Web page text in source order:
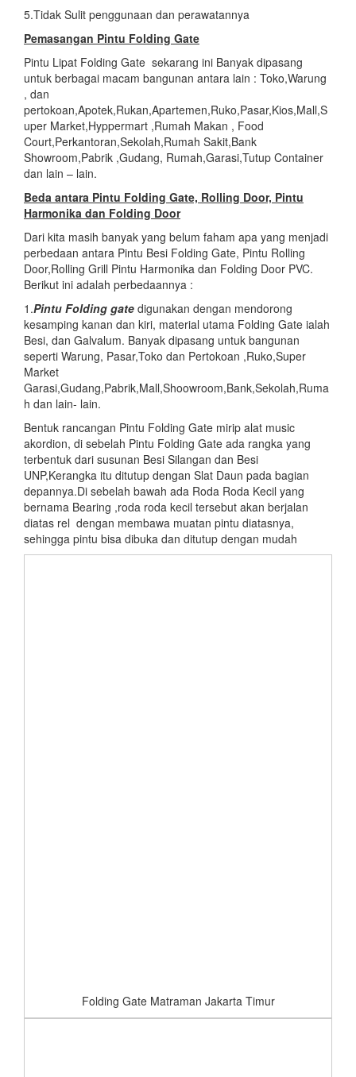
5.Tidak Sulit penggunaan dan perawatannya
Pemasangan Pintu Folding Gate
Pintu Lipat Folding Gate sekarang ini Banyak dipasang
untuk berbagai macam bangunan antara lain : Toko,Warung
, dan
pertokoan,Apotek,Rukan,Apartemen,Ruko,Pasar,Kios,Mall,S
uper Market,Hyppermart ,Rumah Makan , Food
Court,Perkantoran,Sekolah,Rumah Sakit,Bank
Showroom,Pabrik ,Gudang, Rumah,Garasi,Tutup Container
dan lain – lain.
Beda antara Pintu Folding Gate, Rolling Door, Pintu
Harmonika dan Folding Door
Dari kita masih banyak yang belum faham apa yang menjadi
perbedaan antara Pintu Besi Folding Gate, Pintu Rolling
Door,Rolling Grill Pintu Harmonika dan Folding Door PVC.
Berikut ini adalah perbedaannya :
1.Pintu Folding gate digunakan dengan mendorong
kesamping kanan dan kiri, material utama Folding Gate ialah
Besi, dan Galvalum. Banyak dipasang untuk bangunan
seperti Warung, Pasar,Toko dan Pertokoan ,Ruko,Super
Market
Garasi,Gudang,Pabrik,Mall,Shoowroom,Bank,Sekolah,Ruma
h dan lain- lain.
Bentuk rancangan Pintu Folding Gate mirip alat music
akordion, di sebelah Pintu Folding Gate ada rangka yang
terbentuk dari susunan Besi Silangan dan Besi
UNP,Kerangka itu ditutup dengan Slat Daun pada bagian
depannya.Di sebelah bawah ada Roda Roda Kecil yang
bernama Bearing ,roda roda kecil tersebut akan berjalan
diatas rel dengan membawa muatan pintu diatasnya,
sehingga pintu bisa dibuka dan ditutup dengan mudah
Folding Gate Matraman Jakarta Timur